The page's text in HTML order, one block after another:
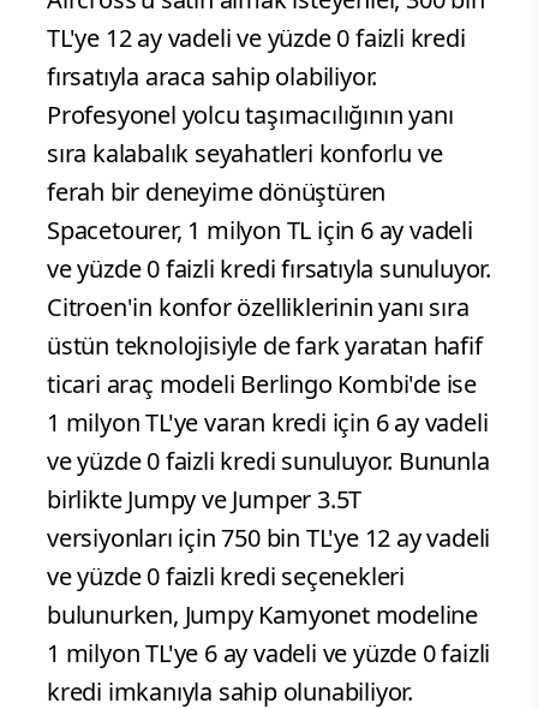
TL'ye 12 ay vadeli ve yüzde 0 faizli kredi
fırsatıyla araca sahip olabiliyor.
Profesyonel yolcu taşımacılığının yanı
sıra kalabalık seyahatleri konforlu ve
ferah bir deneyime dönüştüren
Spacetourer, 1 milyon TL için 6 ay vadeli
ve yüzde 0 faizli kredi fırsatıyla sunuluyor.
Citroen'in konfor özelliklerinin yanı sıra
üstün teknolojisiyle de fark yaratan hafif
ticari araç modeli Berlingo Kombi'de ise
1 milyon TL'ye varan kredi için 6 ay vadeli
ve yüzde 0 faizli kredi sunuluyor. Bununla
birlikte Jumpy ve Jumper 3.5T
versiyonları için 750 bin TL'ye 12 ay vadeli
ve yüzde 0 faizli kredi seçenekleri
bulunurken, Jumpy Kamyonet modeline
1 milyon TL'ye 6 ay vadeli ve yüzde 0 faizli
kredi imkanıyla sahip olunabiliyor.